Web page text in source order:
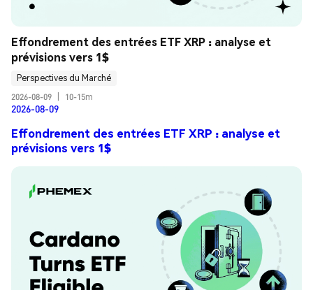
Effondrement des entrées ETF XRP : analyse et
prévisions vers 1$
Perspectives du Marché
2026-08-09
10-15m
2026-08-09
Effondrement des entrées ETF XRP : analyse et
prévisions vers 1$